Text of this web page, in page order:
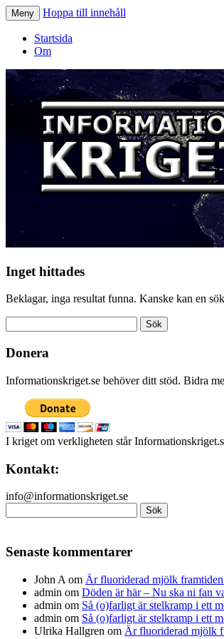
Informationskriget.se
Meny Hoppa till innehåll
Startsida
Om
Inget hittades
Beklagar, inga resultat funna. Kanske kan en
efter:
Donera
Informationskriget.se behöver ditt stöd. Bidra
I kriget om verkligheten står
Kontakt:
info@informationskriget.se
efter:
Senaste kommentarer
John A om Är fluoriderad mjölk
admin om Döden är här – Nu ska ni fan
admin om Så (o)farligt är stelkramp i ett
admin om Så (o)farligt är stelkramp i ett
Ulrika Hallgren om Är fluoriderad mjölk